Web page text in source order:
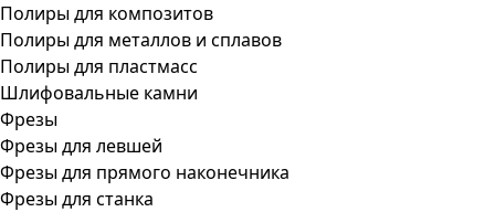
Полиры для композитов
Полиры для металлов и сплавов
Полиры для пластмасс
Шлифовальные камни
Фрезы
Фрезы для левшей
Фрезы для прямого наконечника
Фрезы для станка